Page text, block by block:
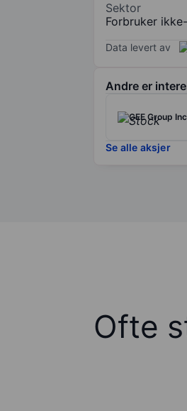
Sektor
Forbruker
Data levert av
Andre er
GEE Group
Se alle aksjer
Ofte